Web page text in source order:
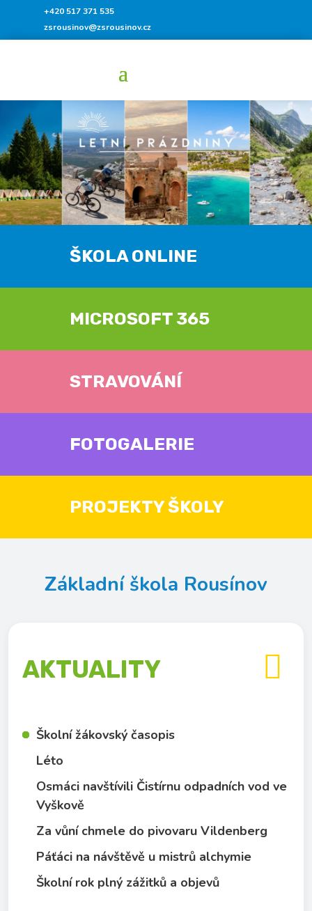
+420 517 371 535
zsrousinov@zsrousinov.cz
ŠKOLA ONLINE
MICROSOFT 365
STRAVOVÁNÍ
FOTOGALERIE
PROJEKTY ŠKOLY
Základní škola Rousínov
AKTUALITY
Školní žákovský časopis
Léto
Osmáci navštívili Čistírnu odpadních vod ve
Vyškově
Za vůní chmele do pivovaru Vildenberg
Páťáci na návštěvě u mistrů alchymie
Školní rok plný zážitků a objevů
